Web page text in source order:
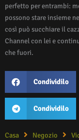
perfetto per entrambi:
possono stare insieme
così può succhiare il
Channel con lei e
che fuori.
Condividilo
Condividilo
Casa Negozio